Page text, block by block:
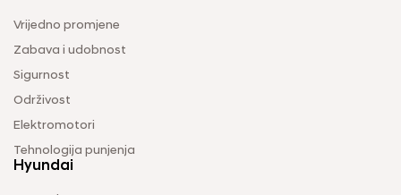
Vrijedno promjene
Zabava i udobnost
Sigurnost
Održivost
Elektromotori
Tehnologija punjenja
Hyundai